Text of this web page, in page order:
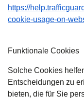
https://
cookie-usage-on-
Funktionale Cookies
Solche Cookies
Entscheidungen zu
bieten, die für Sie